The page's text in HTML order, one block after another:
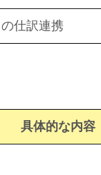
仕訳連携
具体的な内容